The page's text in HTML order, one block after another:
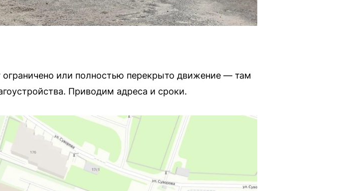
ограничено или полностью перекрыто движение — там
Приводим адреса и сроки.